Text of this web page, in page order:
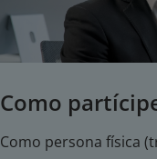
Como
Como persona física